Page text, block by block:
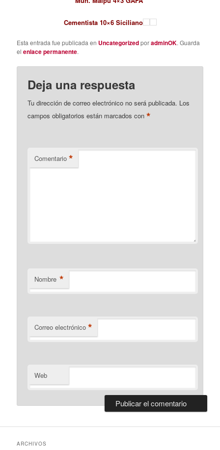
Cementista 10×6 Siciliano
Esta entrada fue publicada en UncategorizedporadminOK. Guarda
elenlace permanente.
Deja una respuesta
Tu dirección de correo electrónico no será publicada. Los
campos obligatorios están marcados con*
Comentario *
Nombre *
Correo electrónico *
Web
ARCHIVOS